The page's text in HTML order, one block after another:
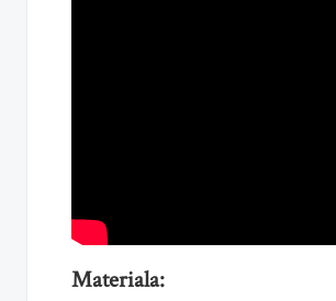
Materiala: